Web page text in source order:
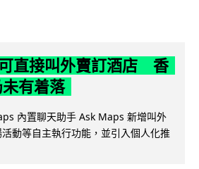
直接叫外賣訂酒店 香
有着落
內置聊天助手 Ask Maps 新增叫外
動等自主執行功能，並引入個人化推